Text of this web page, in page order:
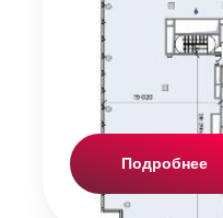
Подробнее